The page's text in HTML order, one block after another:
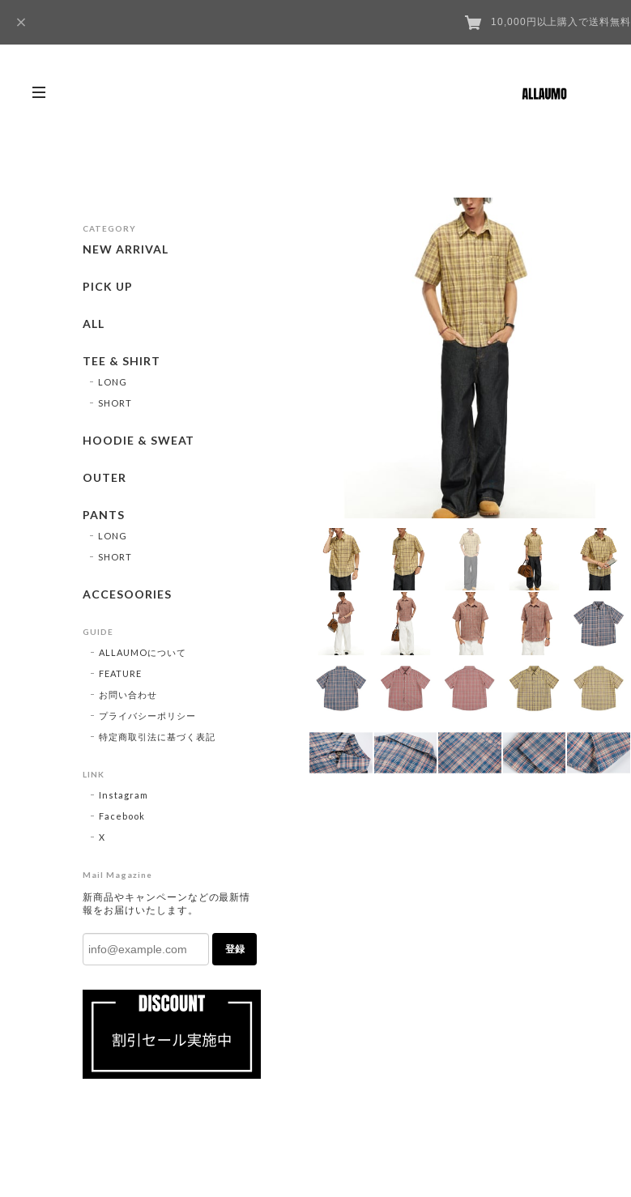
10,000円以上購入で送料無料
CATEGORY
NEW ARRIVAL
PICK UP
ALL
TEE & SHIRT
LONG
SHORT
HOODIE & SWEAT
OUTER
PANTS
LONG
SHORT
ACCESOORIES
GUIDE
ALLAUMOについて
FEATURE
お問い合わせ
プライバシーポリシー
特定商取引法に基づく表記
LINK
Instagram
Facebook
X
Mail Magazine
新商品やキャンペーンなどの最新情
報をお届けいたします。
登録